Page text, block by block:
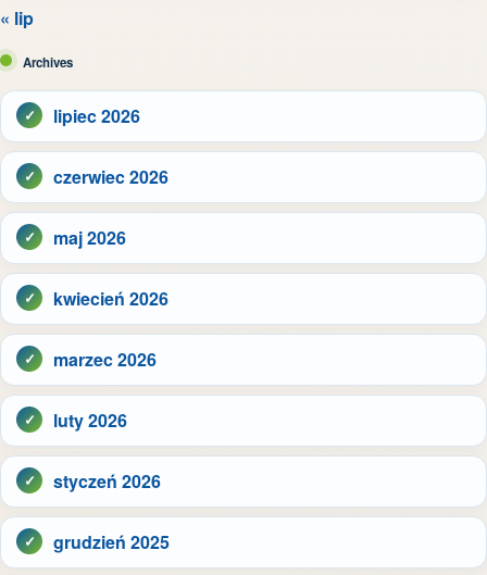
« lip
Archives
lipiec 2026
czerwiec 2026
maj 2026
kwiecień 2026
marzec 2026
luty 2026
styczeń 2026
grudzień 2025